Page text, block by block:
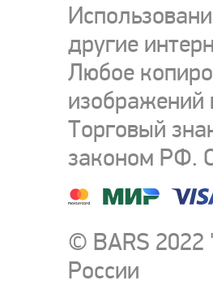
другие
Любое
изображений
Торговый
законом РФ.
© BARS
России